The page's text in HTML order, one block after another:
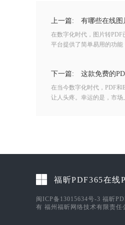
上一篇: 有哪些在线图
在数字化时代，图片转
平台提供了简单易用的功能
下一篇: 这款免费的
在当今数字化时代，PDF和
让人头疼。幸运的是，市场
福昕PDF365在线
闽ICP备13015634号-3 福昕
有 福州福昕网络技术有限责任